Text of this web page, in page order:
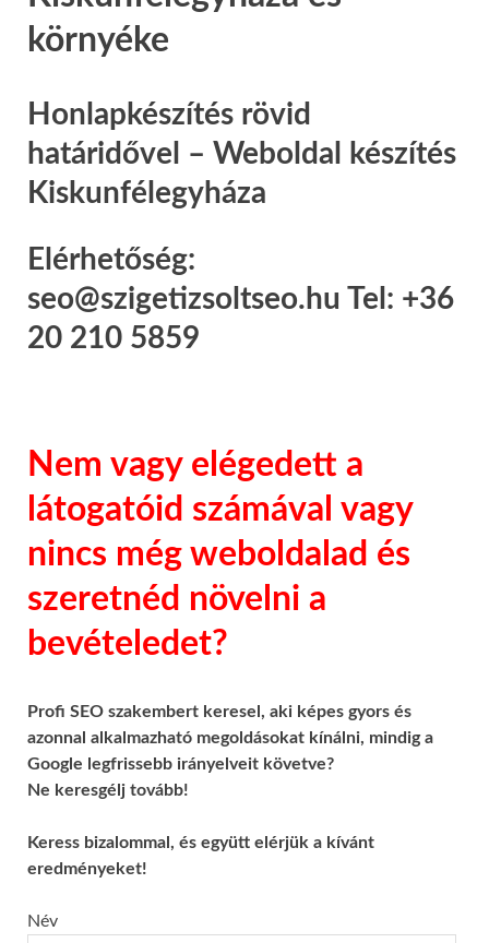
környéke
Honlapkészítés rövid
határidővel – Weboldal készítés
Kiskunfélegyháza
Elérhetőség:
seo@szigetizsoltseo.hu Tel: +36
20 210 5859
Nem vagy elégedett a
látogatóid számával vagy
nincs még weboldalad és
szeretnéd növelni a
bevételedet?
Profi SEO szakembert keresel, aki képes gyors és
azonnal alkalmazható megoldásokat kínálni, mindig a
Google legfrissebb irányelveit követve?
Ne keresgélj tovább!
Keress bizalommal, és együtt elérjük a kívánt
eredményeket!
Név